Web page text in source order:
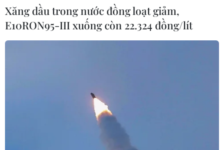
Xăng dầu trong nước đồng loạt giảm,
E10RON95-III xuống còn 22.324 đồng/lít